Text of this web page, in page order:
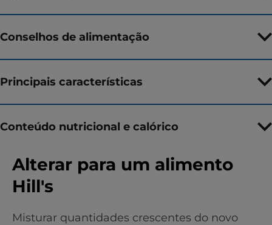
Conselhos de alimentação
Principais características
Conteúdo nutricional e calórico
Alterar para um alimento
Hill's
Misturar quantidades crescentes do novo